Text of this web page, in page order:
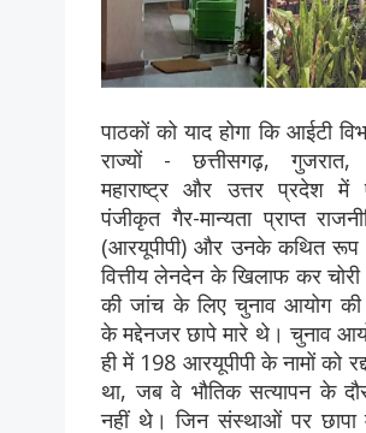
पाठकों को याद होगा कि आईटी
राज्यों - छत्तीसगढ़, गुजरात,
महाराष्ट्र और उत्तर प्रदेश
पंजीकृत गैर-मान्यता प्राप्त
(आरयूपीपी) और उनके कथित रूप
वित्तीय लेनदेन के खिलाफ कर
की जांच के लिए चुनाव आयोग की
के मद्देनजर छापे मारे थे। चुनाव
ही में 198 आरयूपीपी के नामों को
था, जब वे भौतिक सत्यापन के
नहीं थे। जिन संस्थाओं पर छापा